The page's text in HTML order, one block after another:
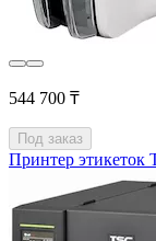
544 700 ₸
Под заказ
Принтер этикеток